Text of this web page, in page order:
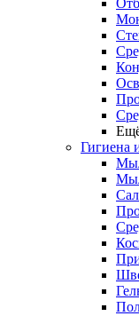
Гигиена